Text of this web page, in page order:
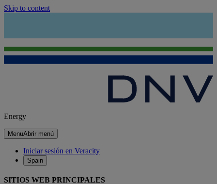
Skip to content
Energy
MenuAbrir menú
Iniciar sesión en Veracity
Spain
SITIOS WEB PRINCIPALES